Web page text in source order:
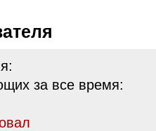
за все время: